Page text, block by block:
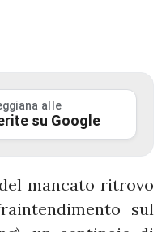
alle
su Google
mancato ritrovo
sul